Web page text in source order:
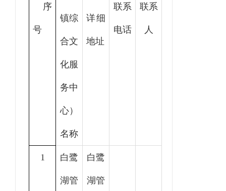
序
号
镇综
合文
化服
务中
心）
名称
详细
地址
联系
电话
联系
人
1 白鹭
湖管
白鹭
湖管